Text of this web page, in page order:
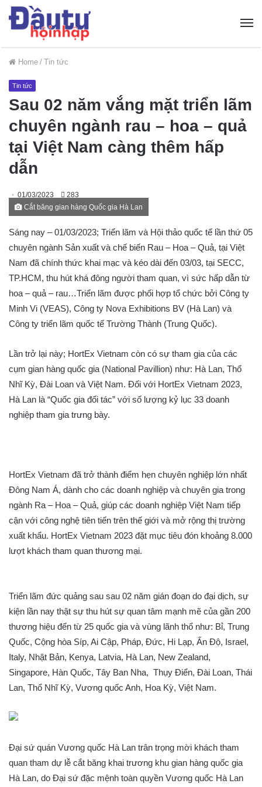
Home / Tin tức
Tin tức
Sau 02 năm vắng mặt triển lãm
chuyên ngành rau – hoa – quả
tại Việt Nam càng thêm hấp
dẫn
01/03/2023 283
Cắt băng gian hàng Quốc gia Hà Lan
Sáng nay – 01/03/2023; Triển lãm và Hội thảo quốc tế lần thứ 05
chuyên ngành Sản xuất và chế biến Rau – Hoa – Quả, tại Việt
Nam đã chính thức khai mạc và kéo dài đến 03/03, tại SECC,
TP.HCM, thu hút khá đông người tham quan, vì sức hấp dẫn từ
hoa – quả – rau…Triển lãm được phối hợp tổ chức bởi Công ty
Minh Vi (VEAS), Công ty Nova Exhibitions BV (Hà Lan) và
Công ty triển lãm quốc tế Trường Thành (Trung Quốc).
Lần trở lại này; HortEx Vietnam còn có sự tham gia của các
cụm gian hàng quốc gia (National Pavillion) như: Hà Lan, Thổ
Nhĩ Kỳ, Đài Loan và Việt Nam. Đối với HortEx Vietnam 2023,
Hà Lan là “Quốc gia đối tác” với số lượng kỷ lục 33 doanh
nghiệp tham gia trưng bày.
HortEx Vietnam đã trở thành điểm hẹn chuyên nghiệp lớn nhất
Đông Nam Á, dành cho các doanh nghiệp và chuyên gia trong
ngành Ra – Hoa – Quả, giúp các doanh nghiệp Việt Nam tiếp
cận với công nghệ tiên tiến trên thế giới và mở rộng thị trường
xuất khẩu. HortEx Vietnam 2023 đặt mục tiêu đón khoảng 8.000
lượt khách tham quan thương mại.
Triển lãm đức quảng sau sau 02 năm gián đoạn do đại dịch, sự
kiện lần nay thật sự thu hút sự quan tâm mạnh mẽ của gần 200
thương hiệu đến từ 25 quốc gia và vùng lãnh thổ như: Bỉ, Trung
Quốc, Cộng hòa Síp, Ai Cập, Pháp, Đức, Hi Lạp, Ấn Độ, Israel,
Italy, Nhật Bản, Kenya, Latvia, Hà Lan, New Zealand,
Singapore, Hàn Quốc, Tây Ban Nha, Thụy Điển, Đài Loan, Thái
Lan, Thổ Nhĩ Kỳ, Vương quốc Anh, Hoa Kỳ, Việt Nam.
Đại sứ quán Vương quốc Hà Lan trân trọng mời khách tham
quan tham dự lễ cắt băng khai trương khu gian hàng quốc gia
Hà Lan, do Đại sứ đặc mệnh toàn quyền Vương quốc Hà Lan